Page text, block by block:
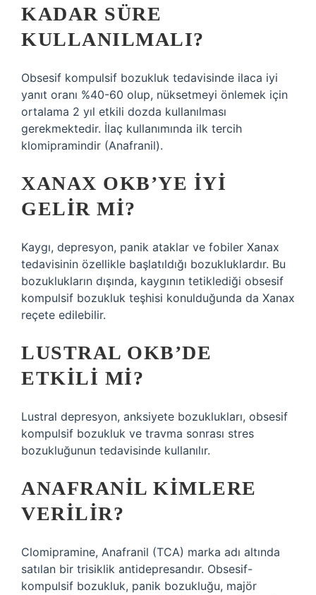
KADAR SÜRE
KULLANILMALI?
Obsesif kompulsif bozukluk tedavisinde ilaca iyi
yanıt oranı %40-60 olup, nüksetmeyi önlemek için
ortalama 2 yıl etkili dozda kullanılması
gerekmektedir. İlaç kullanımında ilk tercih
klomipramindir (Anafranil).
XANAX OKB’YE IYI
GELIR MI?
Kaygı, depresyon, panik ataklar ve fobiler Xanax
tedavisinin özellikle başlatıldığı bozukluklardır. Bu
bozuklukların dışında, kaygının tetiklediği obsesif
kompulsif bozukluk teşhisi konulduğunda da Xanax
reçete edilebilir.
LUSTRAL OKB’DE
ETKILI MI?
Lustral depresyon, anksiyete bozuklukları, obsesif
kompulsif bozukluk ve travma sonrası stres
bozukluğunun tedavisinde kullanılır.
ANAFRANIL KIMLERE
VERILIR?
Clomipramine, Anafranil (TCA) marka adı altında
satılan bir trisiklik antidepresandır. Obsesif-
kompulsif bozukluk, panik bozukluğu, majör